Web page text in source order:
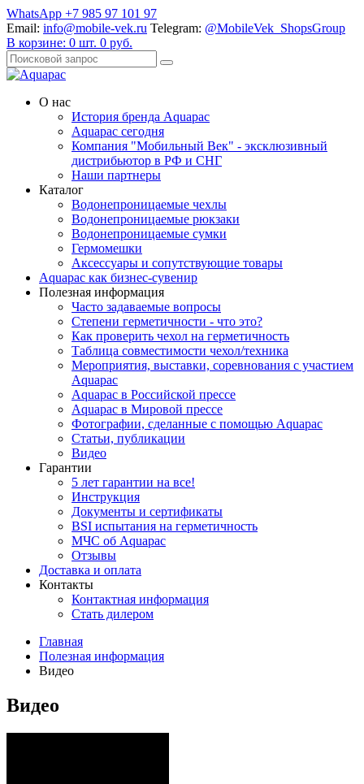
WhatsApp +7 985 97 101 97
Email: info@mobile-vek.ru Telegram: @MobileVek_ShopsGroup
В корзине: 0 шт. 0 руб.
О нас
История бренда Aquapac
Aquapac cегодня
Компания "Мобильный Век" - эксклюзивный
дистрибьютор в РФ и СНГ
Наши партнеры
Каталог
Водонепроницаемые чехлы
Водонепроницаемые рюкзаки
Водонепроницаемые сумки
Гермомешки
Аксессуары и сопутствующие товары
Aquapac как бизнес-сувенир
Полезная информация
Часто задаваемые вопросы
Степени герметичности - что это?
Как проверить чехол на герметичность
Таблица совместимости чехол/техника
Мероприятия, выставки, соревнования с участием
Aquapac
Aquapac в Российской прессе
Aquapac в Мировой прессе
Фотографии, сделанные с помощью Aquapac
Статьи, публикации
Видео
Гарантии
5 лет гарантии на все!
Инструкция
Документы и сертификаты
BSI испытания на герметичность
МЧС об Aquapac
Отзывы
Доставка и оплата
Контакты
Контактная информация
Стать дилером
Главная
Полезная информация
Видео
Видео